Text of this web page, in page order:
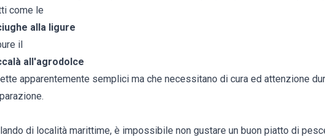
come le
alla ligure
il
all'agrodolce
apparentemente semplici ma che necessitano di cura ed attenzione
di località marittime, è impossibile non gustare un buon piatto di